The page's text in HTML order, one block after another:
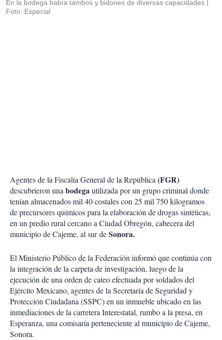
En la bodega había tambos y bidones de diversas capacidades
Foto: Especial
Agentes de la Fiscalía General de la República(FGR)
descubrieron unabodegautilizada por un grupo criminal donde
tenían almacenados mil 40 costales con 25 mil 750 kilogramos
de precursores químicos para la elaboración de drogas sintéticas,
en un predio rural cercano a Ciudad Obregón, cabecera del
municipio de Cajeme, al sur deSonora.
El Ministerio Público de la Federación informó que continúa con
la integración de la carpeta de investigación, luego de la
ejecución de una orden de cateo efectuada por soldados del
Ejército Mexicano, agentes de la Secretaría de Seguridad y
Protección Ciudadana (SSPC) en un inmueble ubicado en las
inmediaciones de la carretera Interestatal, rumbo a la presa, en
Esperanza, una comisaría perteneciente al municipio de Cajeme,
Sonora.